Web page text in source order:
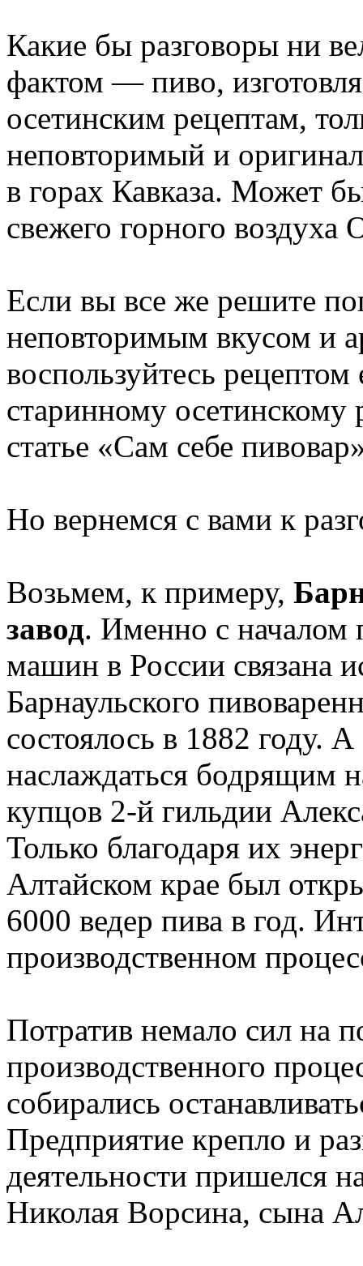
Какие бы разговоры ни
фактом — пиво,
осетинским рецептам,
неповторимый и
в горах Кавказа. Может
свежего горного воздуха
Если вы все же решите
неповторимым вкусом и
воспользуйтесь
старинному осетинскому
статье «Сам себе
Но вернемся с вами к
Возьмем, к примеру,
завод. Именно с
машин в России связана
Барнаульского
состоялось в 1882 году.
наслаждаться бодрящим
купцов 2-й гильдии
Только благодаря их
Алтайском крае был
6000 ведер пива в год.
производственном
Потратив немало сил на
производственного
собирались
Предприятие крепло и
деятельности пришелся
Николая Ворсина, сына